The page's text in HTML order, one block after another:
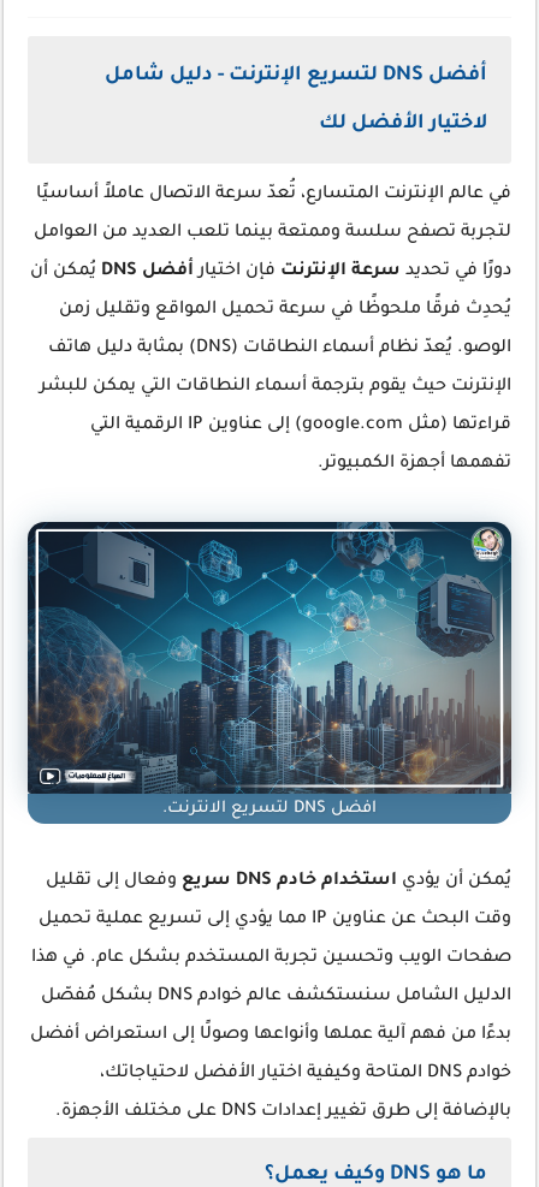
أفضل DNS لتسريع الإنترنت - دليل شامل
لاختيار الأفضل لك
في عالم الإنترنت المتسارع، تُعدّ سرعة الاتصال عاملاً أساسيًا
لتجربة تصفح سلسة وممتعة بينما تلعب العديد من العوامل
دورًا في تحديد سرعة الإنترنت فإن اختيارأفضل DNS
يُمكن أن
يُحدِث فرقًا ملحوظًا في سرعة تحميل المواقع وتقليل زمن
الوصو. يُعدّ نظام أسماء النطاقات (DNS) بمثابة دليل هاتف
الإنترنت حيث يقوم بترجمة أسماء النطاقات التي يمكن للبشر
قراءتها (مثل google.com) إلى عناوين IP الرقمية التي
تفهمها أجهزة الكمبيوتر.
افضل DNS لتسريع الانترنت.
يُمكن أن يؤدي استخدام خادم DNS سريع
وفعال إلى تقليل
وقت البحث عن عناوين IP مما يؤدي إلى تسريع عملية تحميل
صفحات الويب وتحسين تجربة المستخدم بشكل عام. في هذا
الدليل الشامل سنستكشف عالم خوادم DNS بشكل مُفصّل
بدءًا من فهم آلية عملها وأنواعها وصولًا إلى استعراض أفضل
خوادم DNS المتاحة وكيفية اختيار الأفضل لاحتياجاتك،
بالإضافة إلى طرق تغيير إعدادات DNS على مختلف الأجهزة.
ما هو DNS وكيف يعمل؟